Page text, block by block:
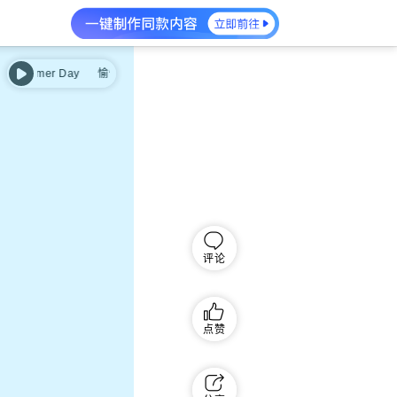
Day 愉快的夏天 - Happy Summer Day
评论
点赞